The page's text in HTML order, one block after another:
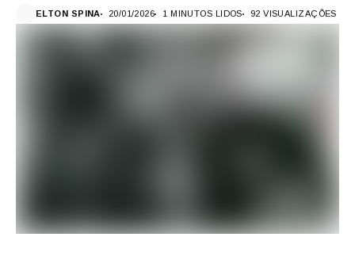
ELTON SPINA 20/01/2026 1 MINUTOS LIDOS 92 VISUALIZAÇÕES